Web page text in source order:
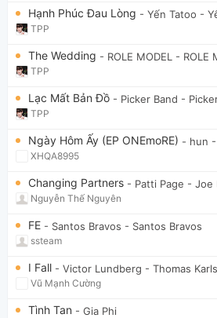
Hạnh Phúc Đau Lòng - Yến Tatoo -
TPP
The Wedding - ROLE MODEL - ROLE
TPP
Lạc Mất Bản Đồ - Picker Band -
TPP
Ngày Hôm Ấy (EP ONEmoRE) - hun
XHQA8995
Changing Partners - Patti Page - Joe
Nguyễn Thế Nguyên
FE - Santos Bravos - Santos Bravos
ssteam
I Fall - Victor Lundberg - Thomas
Vũ Mạnh Cường
Tình Tan - Gia Phi